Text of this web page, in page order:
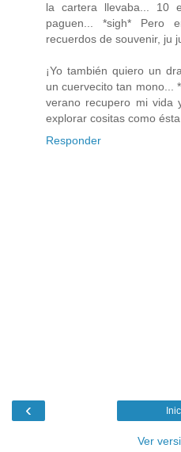
la cartera llevaba... 10
paguen... *sigh* Pero
recuerdos de souvenir, ju
¡Yo también quiero un
un cuervecito tan mono...
verano recupero mi vida
explorar cositas como
Responder
‹
Ver